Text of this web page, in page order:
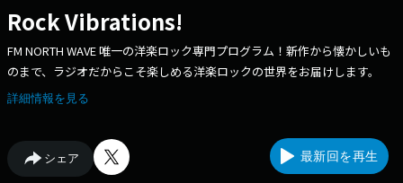
Rock Vibrations!
FM NORTH WAVE 唯一の洋楽ロック専門プログラム！新作から懐かしいも
のまで、ラジオだからこそ楽しめる洋楽ロックの世界をお届けします。
詳細情報を見る
シェア 最新回を再生